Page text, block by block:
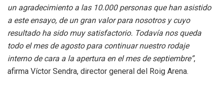
un agradecimiento a las 10.000 personas que han asistido
a este ensayo, de un gran valor para nosotros y cuyo
resultado ha sido muy satisfactorio. Todavía nos queda
todo el mes de agosto para continuar nuestro rodaje
interno de cara a la apertura en el mes de septiembre”,
afirma Víctor Sendra, director general del Roig Arena.